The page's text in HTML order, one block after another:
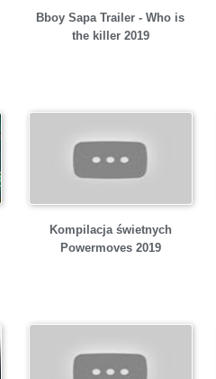
Bboy Sapa Trailer - Who is
the killer 2019
Kompilacja świetnych
Powermoves 2019